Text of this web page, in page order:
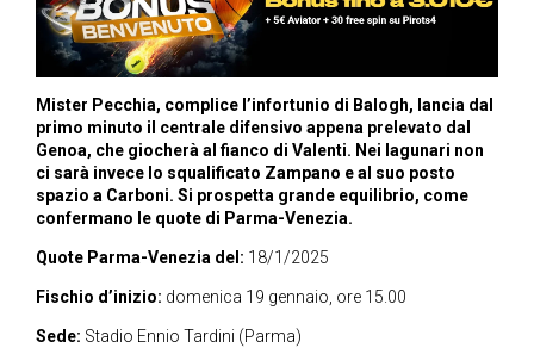
Mister Pecchia, complice l’infortunio di Balogh, lancia dal
primo minuto il centrale difensivo appena prelevato dal
Genoa, che giocherà al fianco di Valenti. Nei lagunari non
ci sarà invece lo squalificato Zampano e al suo posto
spazio a Carboni. Si prospetta grande equilibrio, come
confermano le quote di Parma-Venezia.
Quote Parma-Venezia del: 18/1/2025
Fischio d’inizio: domenica 19 gennaio, ore 15.00
Sede: Stadio Ennio Tardini (Parma)